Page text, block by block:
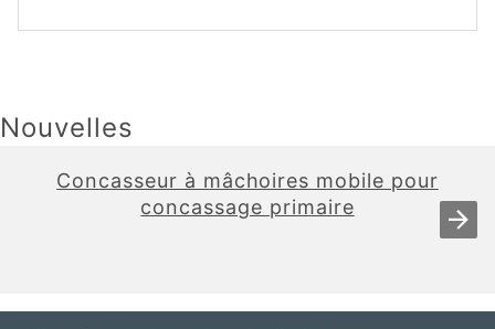
Nouvelles
Concasseur à mâchoires mobile pour
concassage primaire